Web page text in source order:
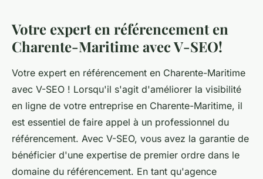
Votre expert en référencement en
Charente-Maritime avec V-SEO!
Votre expert en référencement en Charente-Maritime
avec V-SEO ! Lorsqu'il s'agit d'améliorer la visibilité
en ligne de votre entreprise en Charente-Maritime, il
est essentiel de faire appel à un professionnel du
référencement. Avec V-SEO, vous avez la garantie de
bénéficier d'une expertise de premier ordre dans le
domaine du référencement. En tant qu'agence